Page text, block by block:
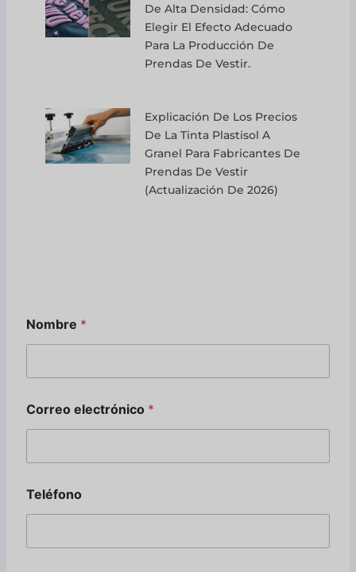
De Alta Densidad: Cómo
Elegir El Efecto Adecuado
Para La Producción De
Prendas De Vestir.
Explicación De Los Precios
De La Tinta Plastisol A
Granel Para Fabricantes De
Prendas De Vestir
(actualización De 2026)
Nombre *
Correo electrónico *
o
m
Teléfono